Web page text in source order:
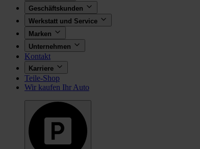
Geschäftskunden
Werkstatt und Service
Marken
Unternehmen
Kontakt
Karriere
Teile-Shop
Wir kaufen Ihr Auto